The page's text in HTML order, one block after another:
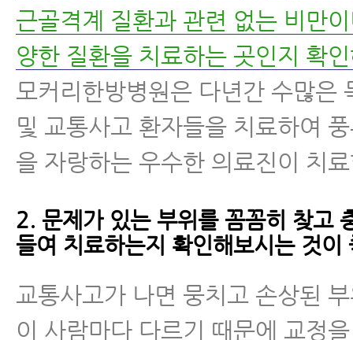
근골격계 질환과 관련 없는 비만
양한 질환을 치료하는 곳인지 확
모커리한방병원은 다년간 수많은
및 교통사고 환자들을 치료하여
을 자랑하는 우수한 의료진이 치
2. 문제가 있는 부위를 꼼꼼히 찾고
들여 치료하는지 확인해보시는 것이
교통사고가 나면 뭉치고 손상된
이 사람마다 다르기 때문에 교정